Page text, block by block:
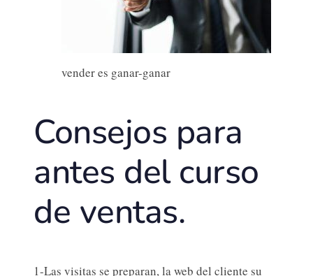
vender es ganar-ganar
Consejos para
antes del curso
de ventas.
1-Las visitas se preparan, la web del cliente su